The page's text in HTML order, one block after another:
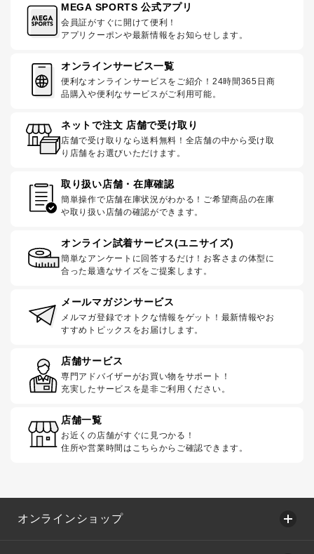
MEGA SPORTS 公式アプリ
会員証がすぐに開けて便利！
アプリクーポンや最新情報をお知らせします。
オンラインサービス一覧
便利なオンラインサービスをご紹介！24時間365日商
品購入や便利なサービスがご利用可能。
ネットで注文 店舗で受け取り
店舗で受け取りなら送料無料！全店舗の中から受け取
り店舗をお選びいただけます。
取り扱い店舗・在庫確認
簡単操作で店舗在庫状況がわかる！ご希望商品の在庫
や取り扱い店舗の確認ができます。
オンライン試着サービス(ユニサイズ)
簡単なアンケートに回答するだけ！お客さまの体型に
合った最適なサイズをご提案します。
メールマガジンサービス
メルマガ登録でオトクな情報をゲット！最新情報やお
すすめトピックスをお届けします。
店舗サービス
専門アドバイザーがお買い物をサポート！
充実したサービスを是非ご利用ください。
店舗一覧
お近くの店舗がすぐに見つかる！
住所や営業時間はこちらからご確認できます。
オンラインショップ